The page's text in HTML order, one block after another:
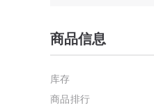
商品信息
库存
商品排行